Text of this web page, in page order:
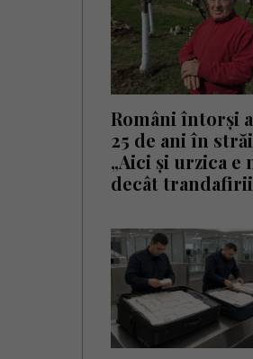
Români întorși
25 de ani în
„Aici și urzica e
decât